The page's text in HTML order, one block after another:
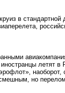
в стандартной
летят
но